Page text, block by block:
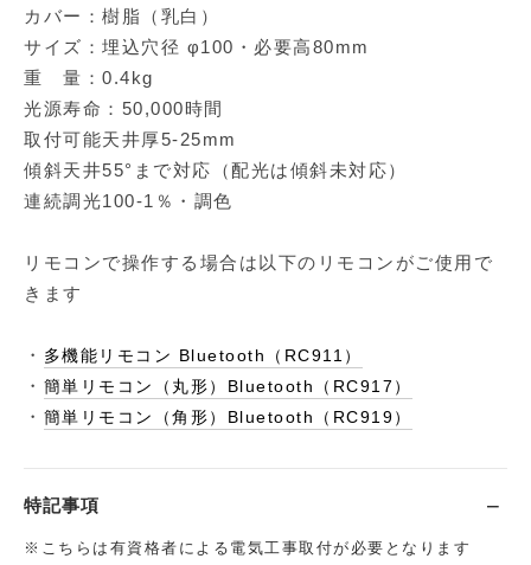
カバー：樹脂（乳白）
サイズ：埋込穴径 φ100・必要高80mm
重 量：0.4kg
光源寿命：50,000時間
取付可能天井厚5-25mm
傾斜天井55°まで対応（配光は傾斜未対応）
連続調光100-1％・調色
リモコンで操作する場合は以下のリモコンがご使用で
きます
・ 多機能リモコン Bluetooth（RC911）
・ 簡単リモコン（丸形）Bluetooth（RC917）
・ 簡単リモコン（角形）Bluetooth（RC919）
特記事項
※こちらは有資格者による電気工事取付が必要となります